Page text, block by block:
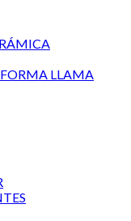
FORMA LLAMA